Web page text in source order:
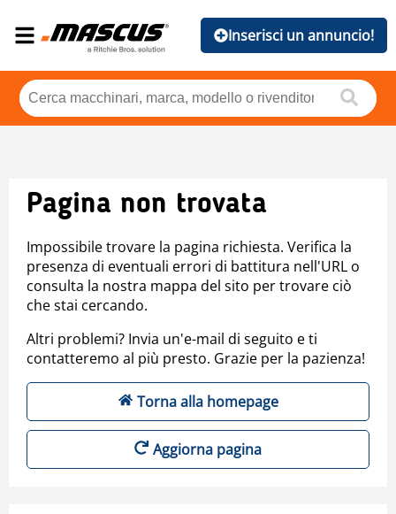
Inserisci un annuncio!
Pagina non trovata
Impossibile trovare la pagina richiesta. Verifica la
presenza di eventuali errori di battitura nell'URL o
consulta la nostra mappa del sito per trovare ciò
che stai cercando.
Altri problemi? Invia un'e-mail di seguito e ti
contatteremo al più presto. Grazie per la pazienza!
Torna alla homepage
Aggiorna pagina